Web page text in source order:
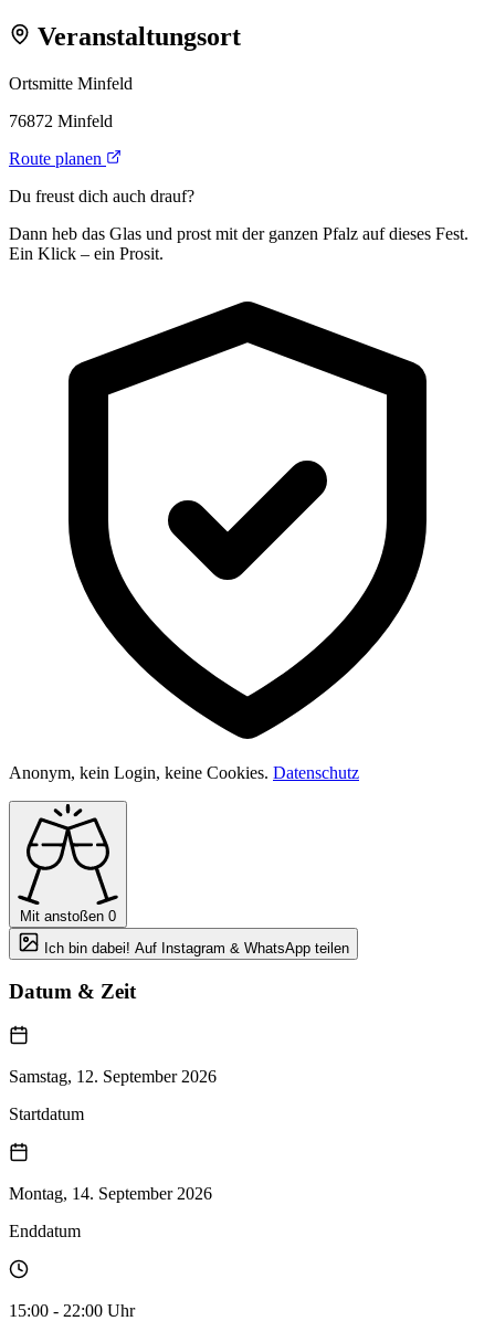
Veranstaltungsort
Ortsmitte Minfeld
76872 Minfeld
Route planen
Du freust dich auch drauf?
Dann heb das Glas und prost mit der ganzen Pfalz auf dieses Fest.
Ein Klick – ein Prosit.
Anonym, kein Login, keine Cookies. Datenschutz
Mit anstoßen 0
Ich bin dabei! Auf Instagram & WhatsApp teilen
Datum & Zeit
Samstag, 12. September 2026
Startdatum
Montag, 14. September 2026
Enddatum
15:00 - 22:00 Uhr